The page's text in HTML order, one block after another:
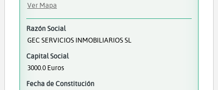
Ver Mapa
Razón Social
GEC SERVICIOS INMOBILIARIOS SL
Capital Social
3000.0 Euros
Fecha de Constitución